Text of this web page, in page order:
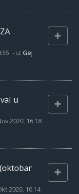
- u: Gej
u
2020, 16:18
2020, 10:14